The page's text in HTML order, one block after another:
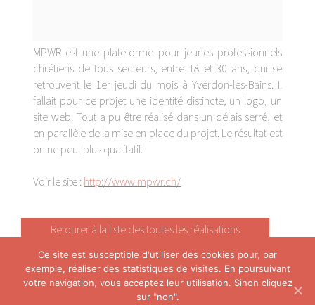
MPWR est une plateforme pour jeunes professionnels
chrétiens de tous secteurs, entre 18 et 30 ans, qui se
retrouvent le 1er jeudi du mois à Yverdon-les-Bains. Il
fallait pour ce projet une identité distincte, un logo, un
site web. Tout a pu être réalisé dans un délais serré, et
en parallèle de la mise en place du projet. Le résultat est
on ne peut plus qualitatif.
Voir le site : http://www.mpwr.ch/
Retourer à la liste des toutes les réalisations
Ce site est susceptible d'utiliser des cookies pour, par
exemple, réaliser des statistiques de visites. En poursuivant
votre navigation, vous acceptez leur utilisation. Sinon cliquez
sur "non".
Ce site a été entièrement imaginé et réalisé avec passion par